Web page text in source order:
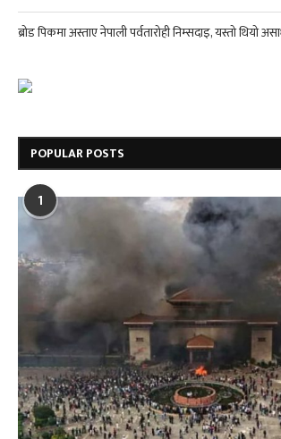
ब्रोड पिकमा अस्ताए नेपाली पर्वतारोही निम्सदाइ, यस्तो थियो
POPULAR POSTS
1